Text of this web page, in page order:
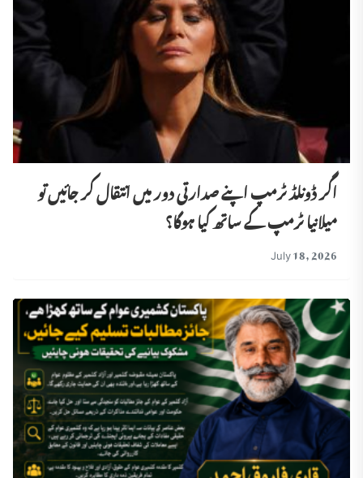
اگر ڈونلڈ ٹرمپ اپنے صدارتی دور میں انتقال کر جائیں تو
میلانیا ٹرمپ کے ساتھ کیا ہوگا؟
July 18, 2026